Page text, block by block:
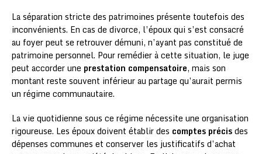
La séparation stricte des patrimoines présente toutefois des
inconvénients. En cas de divorce, l’époux qui s’est consacré
au foyer peut se retrouver démuni, n’ayant pas constitué de
patrimoine personnel. Pour remédier à cette situation, le juge
peut accorder une prestation compensatoire, mais son
montant reste souvent inférieur au partage qu’aurait permis
un régime communautaire.
La vie quotidienne sous ce régime nécessite une organisation
rigoureuse. Les époux doivent établir des comptes précisdes
dépenses communes et conserver les justificatifs d’achat